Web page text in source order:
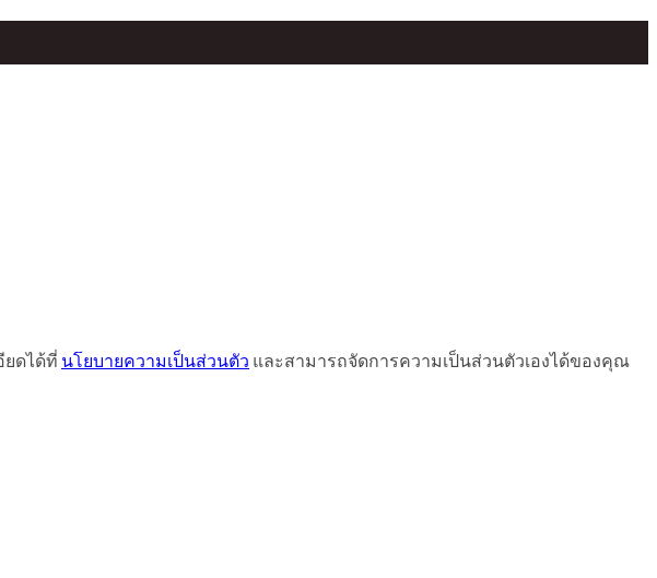
ดได้ที่ นโยบายความเป็นส่วนตัว และสามารถจัดการความเป็นส่วนตัวเองได้ของคุณ